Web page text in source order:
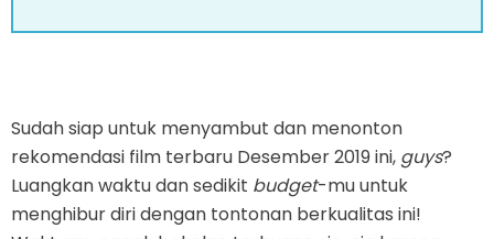
Sudah siap untuk menyambut dan menonton
rekomendasi film terbaru Desember 2019 ini, guys?
Luangkan waktu dan sedikit budget-mu untuk
menghibur diri dengan tontonan berkualitas ini!